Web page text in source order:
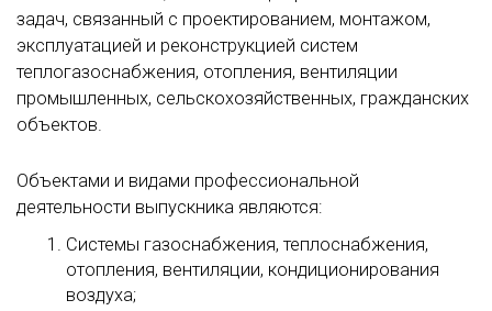
задач, связанный с проектированием, монтажом,
эксплуатацией и реконструкцией систем
теплогазоснабжения, отопления, вентиляции
промышленных, сельскохозяйственных, гражданских
объектов.
Объектами и видами профессиональной
деятельности выпускника являются:
Системы газоснабжения, теплоснабжения,
отопления, вентиляции, кондиционирования
воздуха;